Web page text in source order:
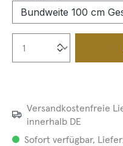
Produkt
Versandkostenfreie
innerhalb DE
Sofort verfügbar,